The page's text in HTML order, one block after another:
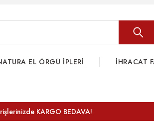
EL ÖRGÜ İPLERİ İHRACAT
KARGO BEDAVA!